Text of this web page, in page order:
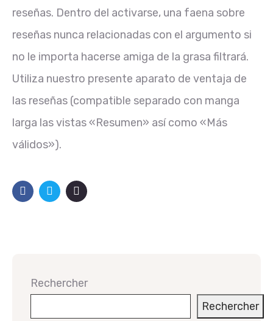
reseñas. Dentro del activarse, una faena sobre
reseñas nunca relacionadas con el argumento si
no le importa hacerse amiga de la grasa filtrará.
Utiliza nuestro presente aparato de ventaja de
las reseñas (compatible separado con manga
larga las vistas «Resumen» así­ como «Más
válidos»).
Rechercher
Rechercher